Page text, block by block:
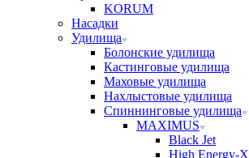
KORUM
Насадки
Удилища
Болонские удилища
Кастинговые удилища
Маховые удилища
Нахлыстовые удилища
Спиннинговые удилища
MAXIMUS
Black Jet
High Energy-X